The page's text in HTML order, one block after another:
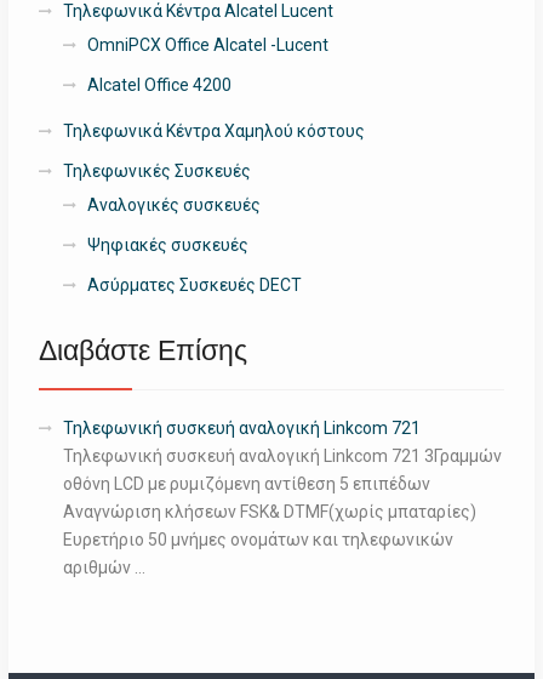
Τηλεφωνικά Κέντρα Alcatel Lucent
OmniPCX Office Alcatel -Lucent
Alcatel Office 4200
Τηλεφωνικά Κέντρα Χαμηλού κόστους
Τηλεφωνικές Συσκευές
Αναλογικές συσκευές
Ψηφιακές συσκευές
Ασύρματες Συσκευές DECT
Διαβάστε Επίσης
Τηλεφωνική συσκευή αναλογική Linkcom 721
Τηλεφωνική συσκευή αναλογική Linkcom 721 3Γραμμών
οθόνη LCD με ρυμιζόμενη αντίθεση 5 επιπέδων
Αναγνώριση κλήσεων FSK& DTMF(χωρίς μπαταρίες)
Ευρετήριο 50 μνήμες ονομάτων και τηλεφωνικών
αριθμών …